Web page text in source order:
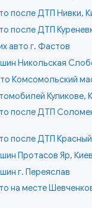
после ДТП Нивки,
после ДТП
авто г. Фастов
Никольская
Комсомольский
Куликове,
после ДТП
после ДТП
Протасов Яр, Киев
г. Переяслав
на месте